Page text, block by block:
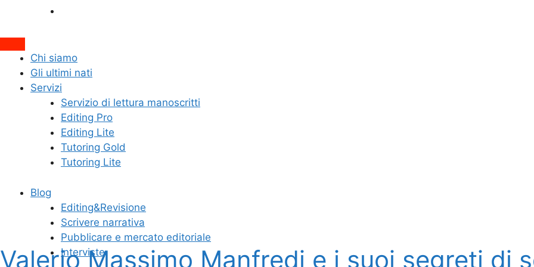
Attiva/disattiva
campo
Chi siamo
Gli ultimi nati
Servizi
Servizio di lettura manoscritti
Editing Pro
Editing Lite
Tutoring Gold
Tutoring Lite
Blog
Editing&Revisione
Scrivere narrativa
Pubblicare e mercato editoriale
Interviste
Valerio Massimo Manfredi e i suoi segreti di